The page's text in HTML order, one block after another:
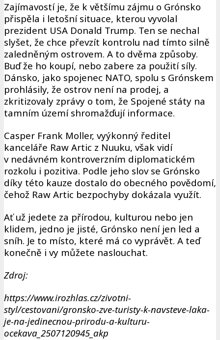
Zajímavostí je, že k většímu zájmu o Grónsko
přispěla i letošní situace, kterou vyvolal
prezident USA Donald Trump. Ten se nechal
slyšet, že chce převzít kontrolu nad tímto silně
zaledněným ostrovem. A to dvěma způsoby.
Buď že ho koupí, nebo zabere za použití síly.
Dánsko, jako spojenec NATO, spolu s Grónskem
prohlásily, že ostrov není na prodej, a
zkritizovaly zprávy o tom, že Spojené státy na
tamním území shromažďují informace.
Casper Frank Moller, vyýkonný ředitel
kanceláře Raw Artic z Nuuku, však vidí
v nedávném kontroverzním diplomatickém
rozkolu i pozitiva. Podle jeho slov se Grónsko
díky této kauze dostalo do obecného povědomí,
čehož Raw Artic bezpochyby dokázala využít.
Ať už jedete za přírodou, kulturou nebo jen
klidem, jedno je jisté, Grónsko není jen led a
sníh. Je to místo, které má co vyprávět. A teď
konečně i vy můžete naslouchat.
Zdroj:
https://www.irozhlas.cz/zivotni-
styl/cestovani/gronsko-zve-turisty-k-navsteve-laka-
je-na-jedinecnou-prirodu-a-kulturu-
ocekava_2507120945_akp